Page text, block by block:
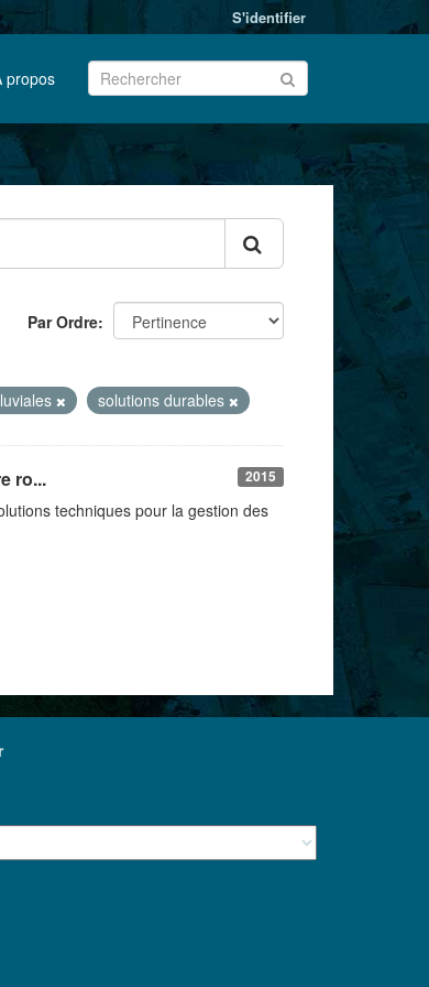
S'identifier
propos
Par Ordre
solutions durables
2015
ro...
techniques pour la gestion des